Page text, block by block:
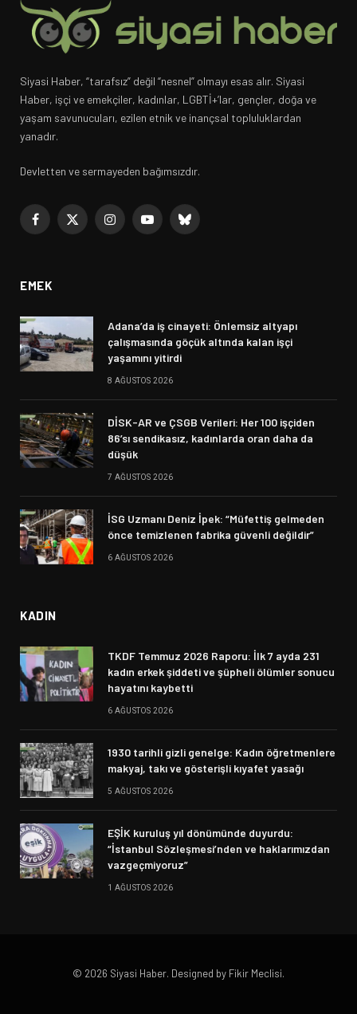
Siyasi Haber, “tarafsız” değil “nesnel” olmayı esas alır. Siyasi
Haber, işçi ve emekçiler, kadınlar, LGBTİ+’lar, gençler, doğa ve
yaşam savunucuları, ezilen etnik ve inançsal topluluklardan
yanadır.
Devletten ve sermayeden bağımsızdır.
Facebook
X
InstagramYouTubeBluesky
EMEK
Adana’da iş cinayeti: Önlemsiz altyapı
çalışmasında göçük altında kalan işçi
yaşamını yitirdi
8 AĞUSTOS 2026
DİSK-AR ve ÇSGB Verileri: Her 100 işçiden
86’sı sendikasız, kadınlarda oran daha da
düşük
7 AĞUSTOS 2026
İSG Uzmanı Deniz İpek: “Müfettiş gelmeden
önce temizlenen fabrika güvenli değildir”
6 AĞUSTOS 2026
KADIN
TKDF Temmuz 2026 Raporu: İlk 7 ayda 231
kadın erkek şiddeti ve şüpheli ölümler sonucu
hayatını kaybetti
6 AĞUSTOS 2026
1930 tarihli gizli genelge: Kadın öğretmenlere
makyaj, takı ve gösterişli kıyafet yasağı
5 AĞUSTOS 2026
EŞİK kuruluş yıl dönümünde duyurdu:
“İstanbul Sözleşmesi’nden ve haklarımızdan
vazgeçmiyoruz”
1 AĞUSTOS 2026
© 2026 Siyasi Haber. Designed by Fikir Meclisi.